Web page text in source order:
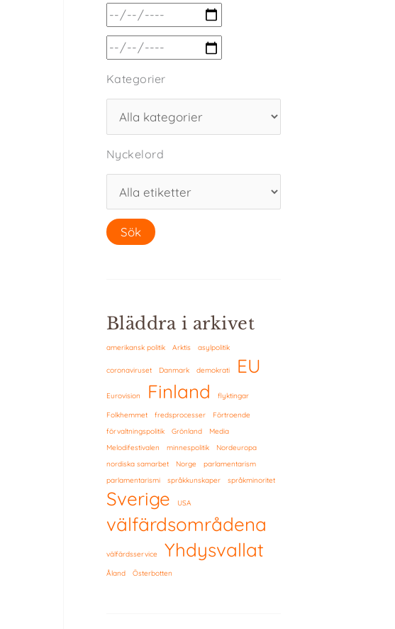
Kategorier
Nyckelord
Bläddra i arkivet
amerikansk politik Arktis asylpolitik
coronaviruset Danmark demokrati EU
Eurovision Finland flyktingar
Folkhemmet fredsprocesser
Förtroende
förvaltningspolitik
Grönland
Media
Melodifestivalen
minnespolitik
Nordeuropa
nordiska samarbet
Norge
parlamentarism
parlamentarismi
språkkunskaper språkminoritet
Sverige USA
välfärdsområdena
välfärdsservice Yhdysvallat
Åland Österbotten